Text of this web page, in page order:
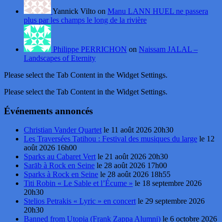
Yannick Vilto on Manu LANN HUEL ne passera
plus par les champs le long de la rivière
Philippe PERRICHON on Naissam JALAL –
Landscapes of Eternity
Please select the Tab Content in the Widget Settings.
Please select the Tab Content in the Widget Settings.
Événements annoncés
Christian Vander Quartetle 11 août 2026 20h30
Les Traversées Tatihou : Festival des musiques du large le 12
août 2026 16h00
Sparks au Cabaret Vertle 21 août 2026 20h30
Sarāb à Rock en Seine le 28 août 2026 17h00
Sparks à Rock en Seine le 28 août 2026 18h55
Titi Robin « Le Sable et l’Écume » le 18 septembre 2026
20h30
Stelios Petrakis « Lyric » en concertle 29 septembre 2026
20h30
Banned from Utopia (Frank Zappa Alumni) le 6 octobre 2026